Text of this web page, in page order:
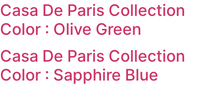
Casa De Paris Collection
Color : Olive Green
Casa De Paris Collection
Color : Sapphire Blue